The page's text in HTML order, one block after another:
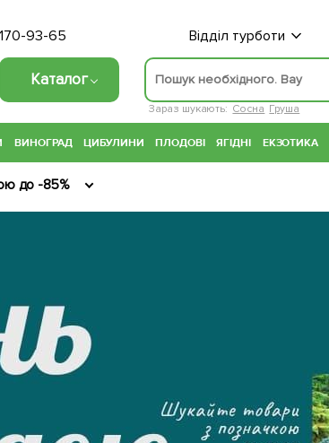
93-65 Відділ турботи
Каталог
Зараз шукають: Сосна Груша
ВИНОГРАД ЦИБУЛИНИ ПЛОДОВІ ЯГІДНІ ЕКЗОТИКА
до -85%